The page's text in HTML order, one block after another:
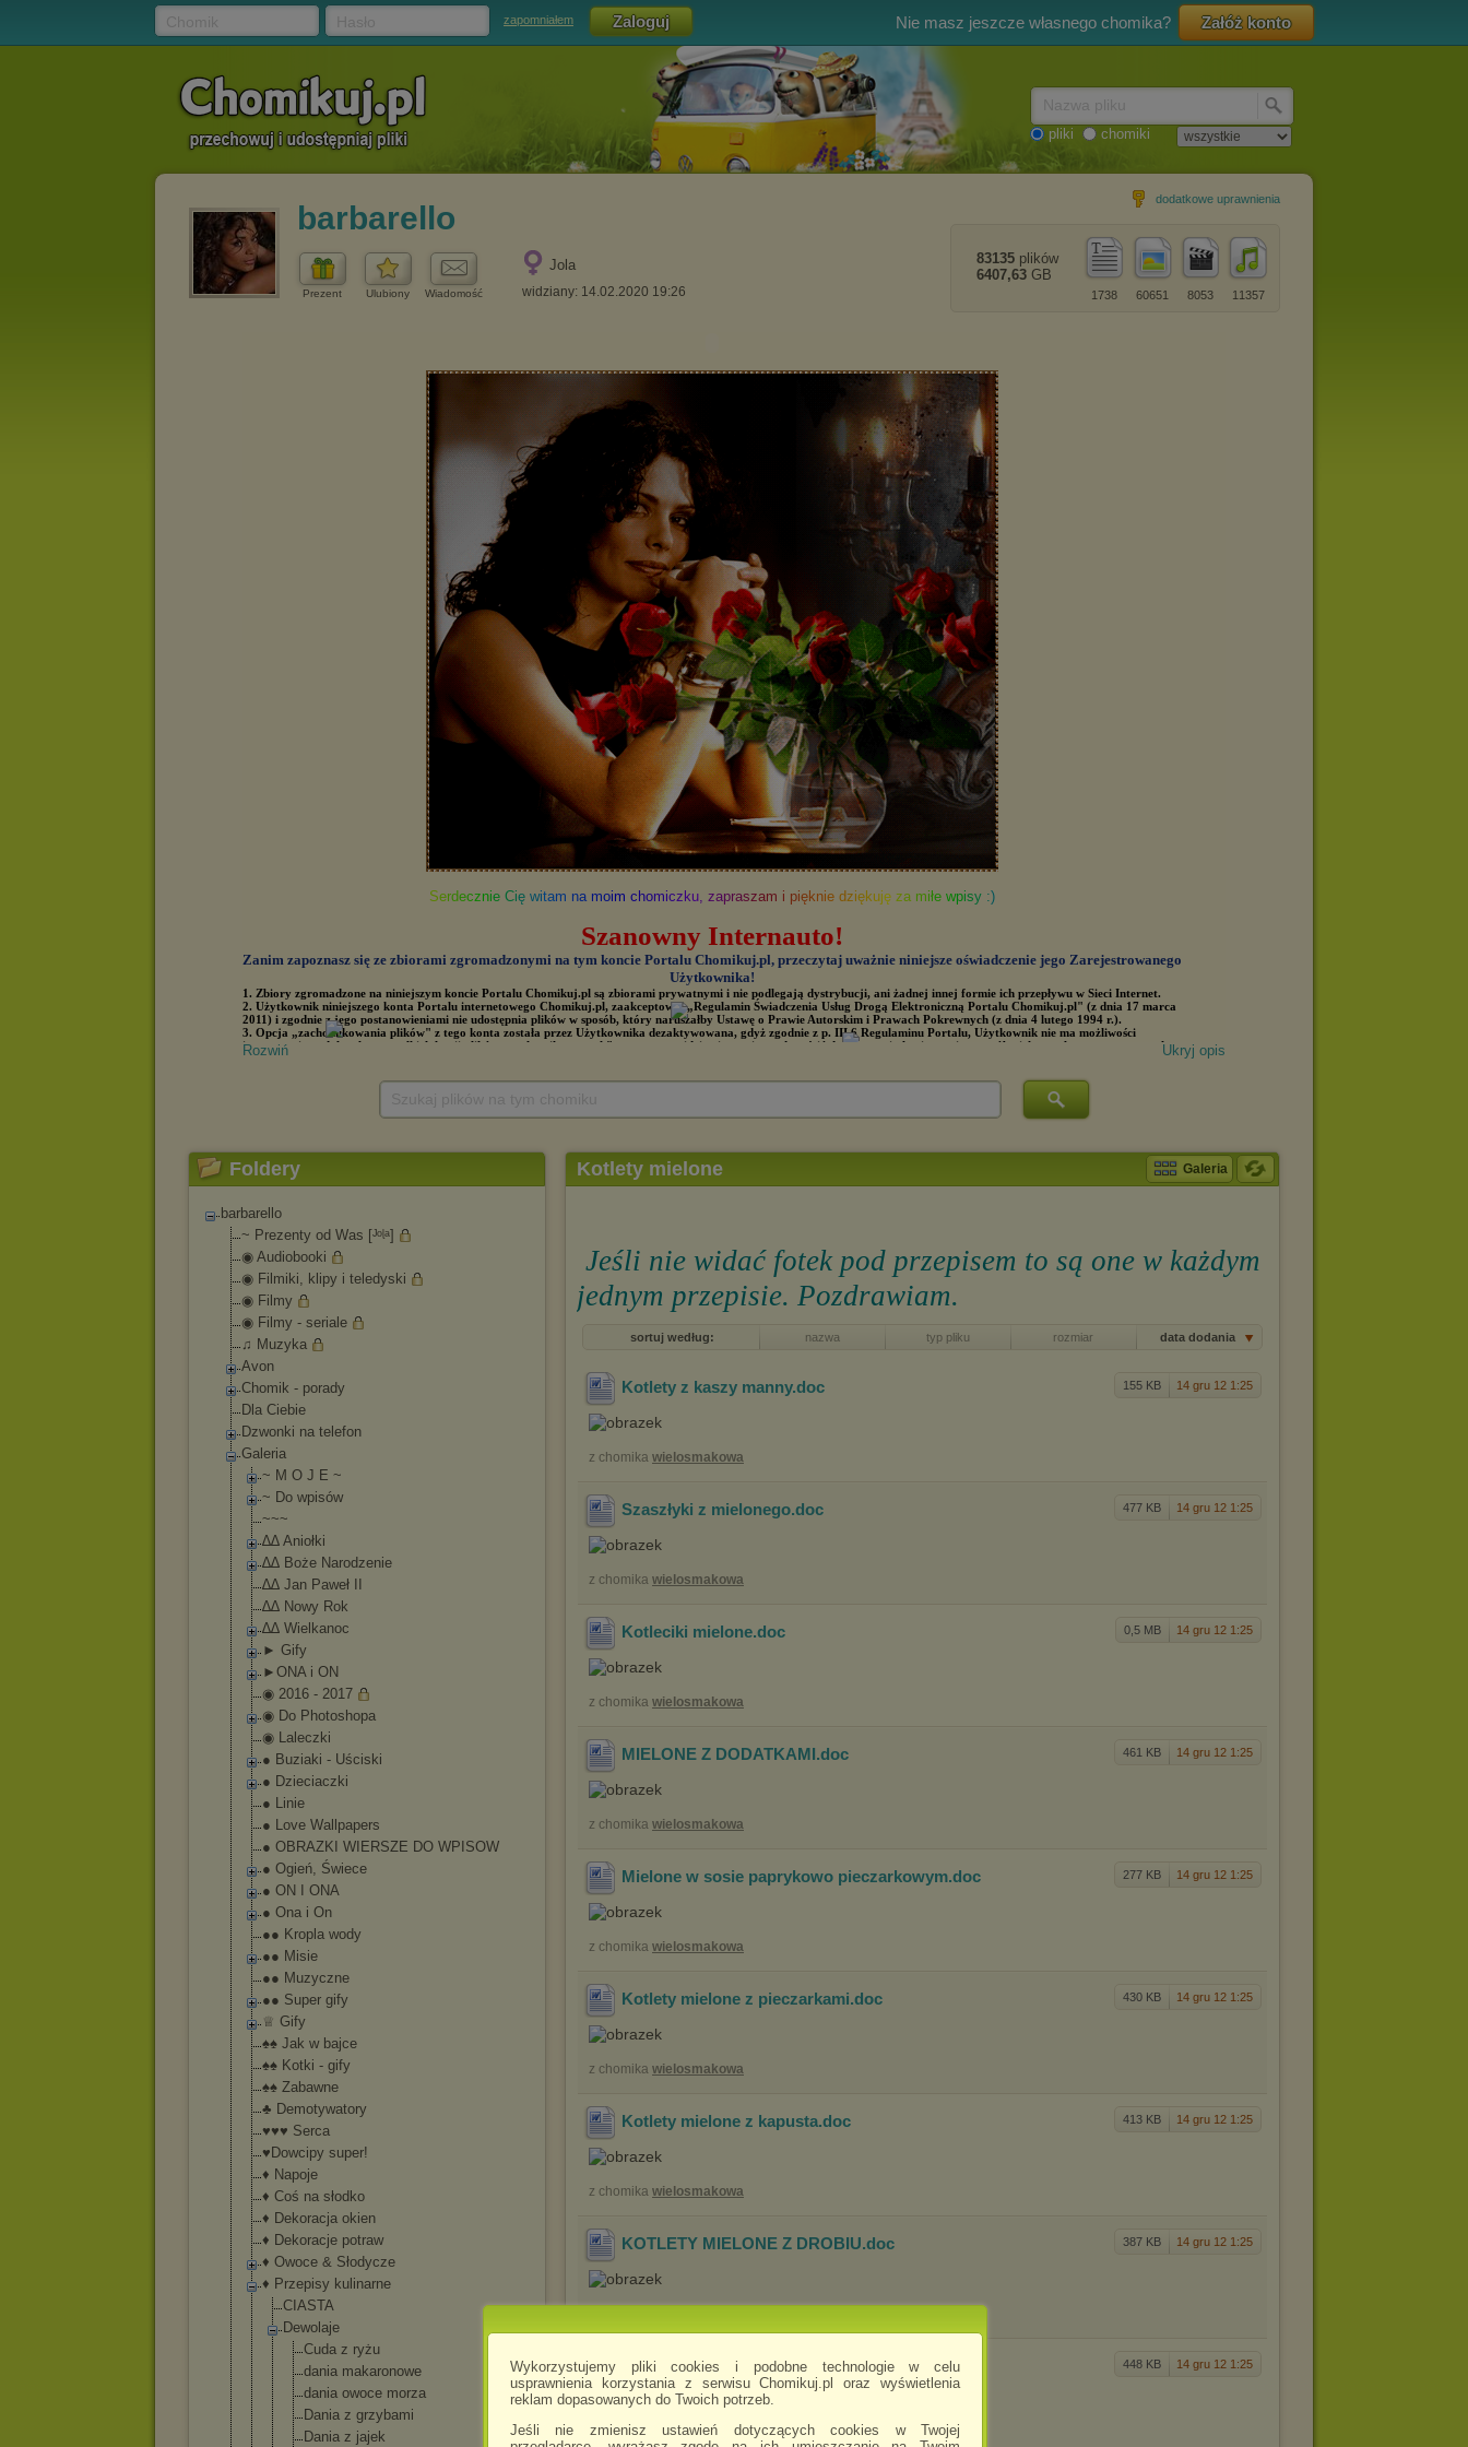
Wykorzystujemy pliki cookies i podobne technologie w celu
usprawnienia korzystania z serwisu Chomikuj.pl oraz wyświetlenia
reklam dopasowanych do Twoich potrzeb.
Jeśli nie zmienisz ustawień dotyczących cookies w Twojej
zapomniałem Nie masz jeszcze własnego chomika? Załóż konto
pliki chomiki
barbarello
Prezent Ulubiony Wiadomość
Jola
widziany: 14.02.2020 19:26
dodatkowe uprawnienia
11357
8053
60651
1738
83135 plików
6407,63 GB
Ukryj opis
Rozwiń
Foldery
barbarello
~ Prezenty od Was [ᴶᵒᶩᵃ]
◉ Audiobooki
◉ Filmiki, klipy i teledyski
◉ Filmy
◉ Filmy - seriale
♫ Muzyka
Avon
Chomik - porady
Dla Ciebie
Dzwonki na telefon
Galeria
~ M O J E ~
~ Do wpisów
~~~
∆∆ Aniołki
∆∆ Boże Narodzenie
∆∆ Jan Paweł II
∆∆ Nowy Rok
∆∆ Wielkanoc
► Gify
►ONA i ON
◉ 2016 - 2017
◉ Do Photoshopa
◉ Laleczki
● Buziaki - Uściski
● Dzieciaczki
● Linie
● Love Wallpapers
● OBRAZKI WIERSZE DO WPISOW
● Ogień, Świece
● ON I ONA
● Ona i On
●● Kropla wody
●● Misie
●● Muzyczne
●● Super gify
♕ Gify
♠♠ Jak w bajce
♠♠ Kotki - gify
♠♠ Zabawne
♣ Demotywatory
♥♥♥ Serca
♥Dowcipy super!
♦ Napoje
♦ Coś na słodko
♦ Dekoracja okien
♦ Dekoracje potraw
♦ Owoce & Słodycze
♦ Przepisy kulinarne
CIASTA
Dewolaje
Cuda z ryżu
dania makaronowe
dania owoce morza
Dania z grzybami
Dania z jajek
Kotlety mielone Galeria
Jeśli nie widać fotek pod przepisem to są one w każdym
jednym przepisie. Pozdrawiam.
sortuj według: nazwa typ pliku rozmiar data dodania
155 KB 14 gru 12 1:25
Kotlety z kaszy manny.doc
z chomika wielosmakowa
477 KB 14 gru 12 1:25
Szaszłyki z mielonego.doc
z chomika wielosmakowa
0,5 MB 14 gru 12 1:25
Kotleciki mielone.doc
z chomika wielosmakowa
461 KB 14 gru 12 1:25
MIELONE Z DODATKAMI .doc
z chomika wielosmakowa
277 KB 14 gru 12 1:25
Mielone w sosie paprykowo pieczarkowym.doc
z chomika wielosmakowa
430 KB 14 gru 12 1:25
Kotlety mielone z pieczarkami.doc
z chomika wielosmakowa
413 KB 14 gru 12 1:25
Kotlety mielone z kapusta.doc
z chomika wielosmakowa
387 KB 14 gru 12 1:25
KOTLETY MIELONE Z DROBIU.doc
448 KB 14 gru 12 1:25
Kotlety mielone .doc
z chomika wielosmakowa